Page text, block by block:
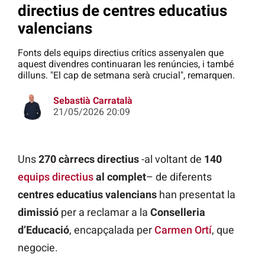
directius de centres educatius
valencians
Fonts dels equips directius crítics assenyalen que
aquest divendres continuaran les renúncies, i també
dilluns. "El cap de setmana serà crucial", remarquen.
Sebastià Carratalà
21/05/2026 20:09
Uns270 càrrecs directius-al voltant de 140
equips directiusal complet– de diferents
centres educatius valencians han presentat la
dimissió per a reclamar a la Conselleria
d’Educació, encapçalada perCarmen Ortí, que
negocie.